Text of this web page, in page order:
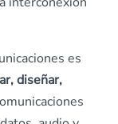
es
diseñar,